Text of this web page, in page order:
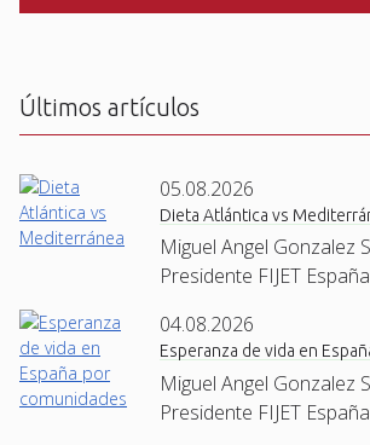
C
Últimos artículos
05.08.2026
Dieta Atlántica vs
Miguel Angel Gonzalez
Presidente FIJET España
04.08.2026
Esperanza de vida en
Miguel Angel Gonzalez
Presidente FIJET España